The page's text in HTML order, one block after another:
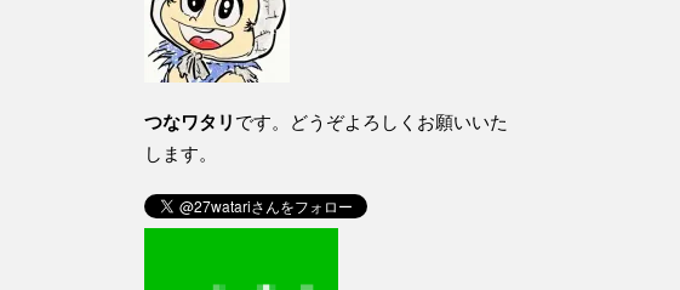
つなワタリ です。どうぞよろしくお願いいた
します。